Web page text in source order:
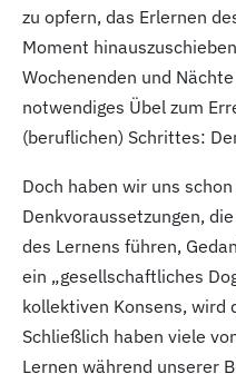
zu opfern, das Erlernen
Moment
Wochenenden und
notwendiges Übel zum
(beruflichen) Schrittes:
Doch haben wir uns
Denkvoraussetzungen,
des Lernens führen,
ein „gesellschaftliches
kollektiven Konsens, wird
Schließlich haben viele
Lernen während unserer